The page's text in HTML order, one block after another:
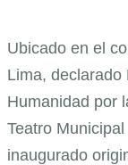
Ubicado en el
Lima, declarado
Humanidad por
Teatro
inaugurado